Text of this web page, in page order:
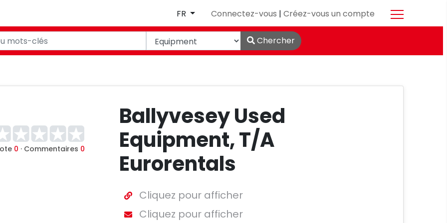
FR Connectez-vous | Créez-vous un compte
Chercher
0 · Commentaires 0
Ballyvesey Used
Equipment, T/A
Eurorentals
Cliquez pour afficher
Cliquez pour afficher